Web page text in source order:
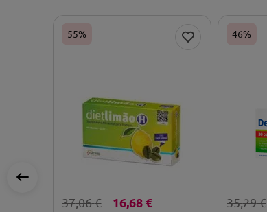
55%
37,06€ 16,68 €
46%
35,29€